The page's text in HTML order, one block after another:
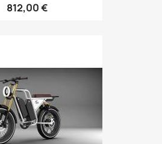
812,00 €